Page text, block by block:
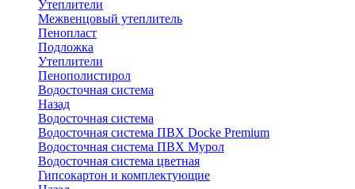
Утеплители
Межвенцовый утеплитель
Пенопласт
Подложка
Утеплители
Пенополистирол
Водосточная система
Назад
Водосточная система
Водосточная система ПВХ Docke Premium
Водосточная система ПВХ Мурол
Водосточная система цветная
Гипсокартон и комплектующие